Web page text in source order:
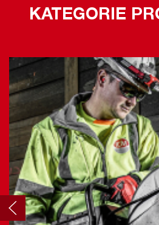
KATEGORIE